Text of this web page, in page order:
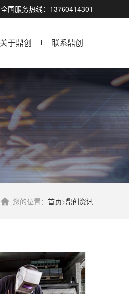
全国服务热线：13760414301
关于鼎创 联系鼎创
您的位置： 首页>鼎创资讯